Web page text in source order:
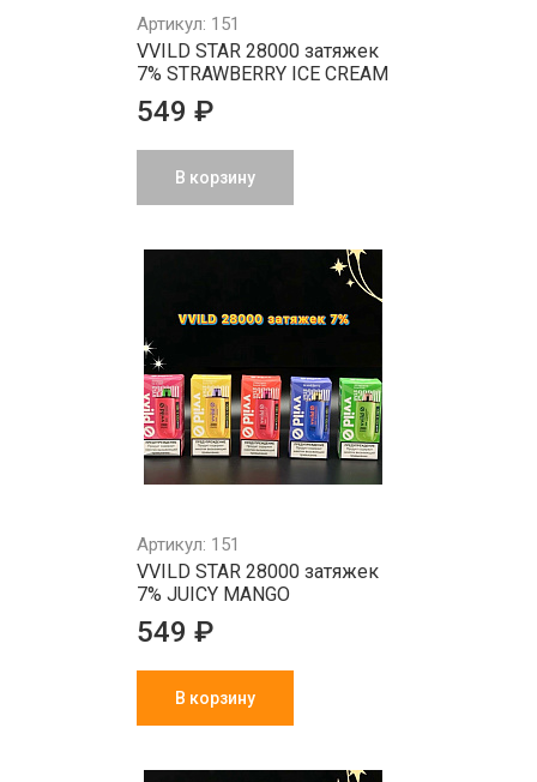
Артикул: 151
VVILD STAR 28000 затяжек
7% STRAWBERRY ICE CREAM
549 ₽
В корзину
Артикул: 151
VVILD STAR 28000 затяжек
7% JUICY MANGO
549 ₽
В корзину